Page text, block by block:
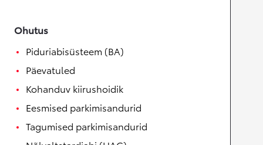
Ohutus
Piduriabisüsteem (BA)
Päevatuled
Kohanduv kiirushoidik
Eesmised parkimisandurid
Tagumised parkimisandurid